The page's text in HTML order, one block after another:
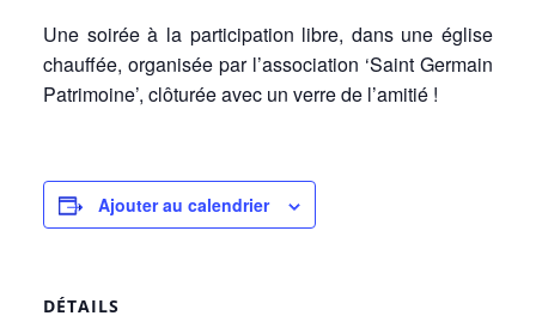
Une soirée à la participation libre, dans une église
chauffée, organisée par l’association ‘Saint Germain
Patrimoine’, clôturée avec un verre de l’amitié !
Ajouter au calendrier
DÉTAILS